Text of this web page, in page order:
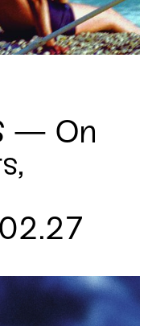
— On